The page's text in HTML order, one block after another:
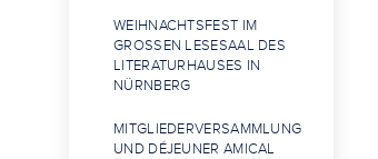
WEIHNACHTSFEST IM
GROSSEN LESESAAL DES L
ITERATURHAUSES IN N
ÜRNBERG
MITGLIEDERVERSAMMLUNG
UND DÉJEUNER AMICAL